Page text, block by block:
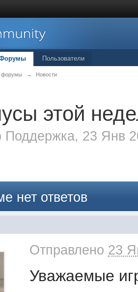
Пользователи
→ Новости
этой
Поддержка, 23 Янв
нет ответов
Отправлено 23
Уважаемые